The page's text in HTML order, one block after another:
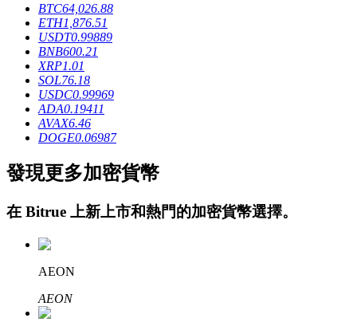
借貸寶
定投理财
BTC64,026.88
ETH1,876.51
USDT0.99889
BNB600.21
XRP1.01
SOL76.18
USDC0.99969
ADA0.19411
AVAX6.46
DOGE0.06987
發現更多加密貨幣
在 Bitrue 上新上市和熱門的加密貨幣選擇。
AEON
AEON